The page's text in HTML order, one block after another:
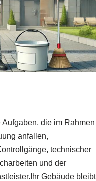
die im Rahmen
anfallen,
technischer
und der
Gebäude bleibt